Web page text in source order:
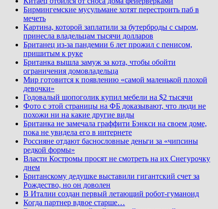
Бирмингемские мусульмане хотят перестроить паб в
мечеть
Картина, которой заплатили за бутерброды с сыром,
принесла владельцам тысячи долларов
Британец из-за пандемии 6 лет прожил с пенисом,
пришитым к руке
Британка вышла замуж за кота, чтобы обойти
ограничения домовладельца
Мир готовится к появлению «самой маленькой плохой
девочки»
Годовалый шопоголик купил мебели на $2 тысячи
Фото с этой страницы на ФБ доказывают, что люди не
похожи ни на какие другие виды
Британка не замечала граффити Бэнкси на своем доме,
пока не увидела его в интернете
Россияне отдают баснословные деньги за «чипсины
редкой формы»
Власти Костромы просят не смотреть на их Снегурочку
днем
Британскому дедушке выставили гигантский счет за
Рождество, но он доволен
В Италии создан первый летающий робот-гуманоид
Когда партнер вдвое старше…